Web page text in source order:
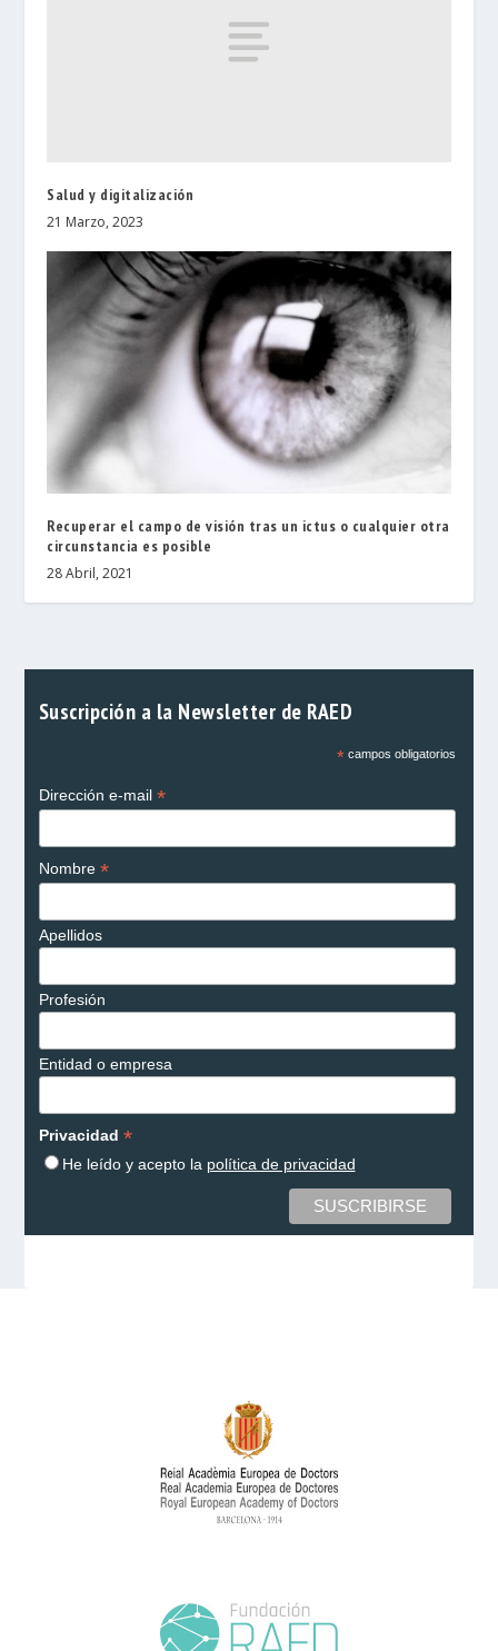
Salud y digitalización
21 Marzo, 2023
Recuperar el campo de visión tras un ictus o cualquier otra
circunstancia es posible
28 Abril, 2021
Suscripción a la Newsletter de RAED
*campos obligatorios
Dirección e-mail *
Nombre *
Apellidos
Profesión
Entidad o empresa
Privacidad *
He leído y acepto la política de privacidad